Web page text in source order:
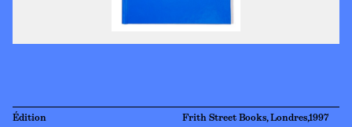
Édition Frith Street Books, Londres,1997